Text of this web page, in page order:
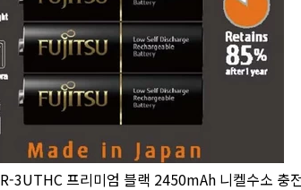
3UTHC 프리미엄 블랙 2450mAh 니켈수소 충